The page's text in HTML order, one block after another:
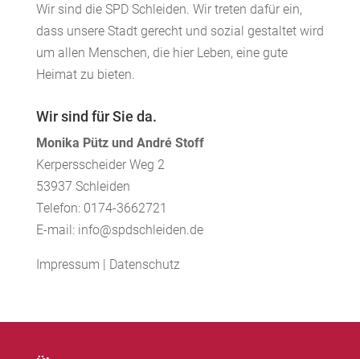
Wir sind die SPD Schleiden. Wir treten dafür ein,
dass unsere Stadt gerecht und sozial gestaltet wird
um allen Menschen, die hier Leben, eine gute
Heimat zu bieten.
Wir sind für Sie da.
Monika Pütz und André Stoff
Kerpersscheider Weg 2
53937 Schleiden
Telefon: 0174-3662721
E-mail: info@spdschleiden.de
Impressum | Datenschutz